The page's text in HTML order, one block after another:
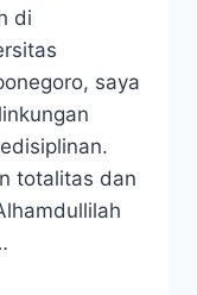
di
saya
totalitas dan